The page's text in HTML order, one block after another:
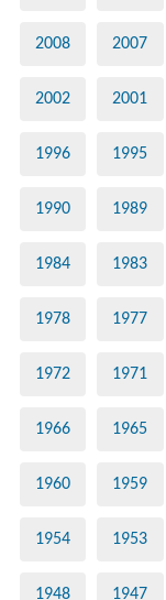
2008 2007
2002 2001
1996 1995
1990 1989
1984 1983
1978 1977
1972 1971
1966 1965
1960 1959
1954 1953
1948 1947